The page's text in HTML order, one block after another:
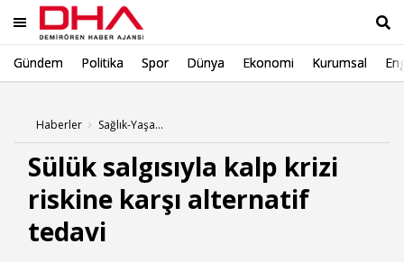
Gündem Politika Spor Dünya Ekonomi Kurumsal
Haberler Sağlık-Yaşam Haberleri
Sülük salgısıyla kalp krizi
riskine karşı alternatif
tedavi